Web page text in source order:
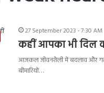
27 September 2023 - 7:30 AM
कहीं आपका भी दिल
आजकल जीवनशैली में बदलाव और
बीमारियों…